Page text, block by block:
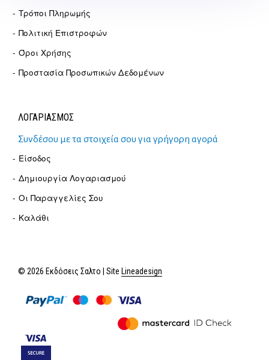
Τρόποι Πληρωμής
Πολιτική Επιστροφών
Όροι Χρήσης
Προστασία Προσωπικών Δεδομένων
ΛΟΓΑΡΙΑΣΜΟΣ
Συνδέσου με τα στοιχεία σου για γρήγορη αγορά
Είσοδος
Δημιουργία Λογαριασμού
Οι Παραγγελίες Σου
Καλάθι
© 2026 Εκδόσεις Σαλτο | Site Lineadesign